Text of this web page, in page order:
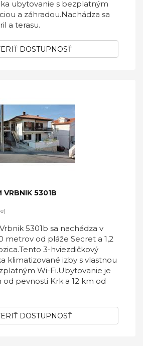
ubytovanie s bezplatným
a záhradou.Nachádza sa
a terasu.
DOSTUPNOSŤ
VRBNIK 5301B
5301b sa nachádza v
metrov od pláže Secret a 1,2
3-hviezdičkový
klimatizované izby s vlastnou
Wi-Fi.Ubytovanie je
od pevnosti Krk a 12 km od
DOSTUPNOSŤ